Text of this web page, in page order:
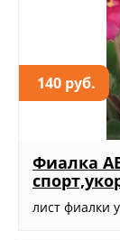
140 руб.
Фиалка
лист фиалки